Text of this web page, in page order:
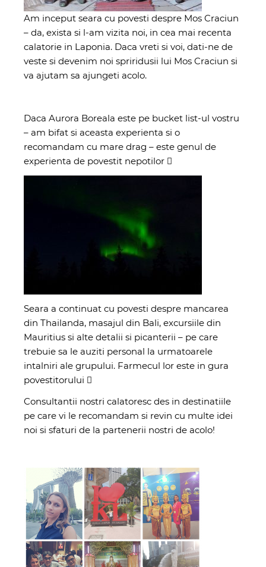
Am inceput seara cu povesti despre Mos Craciun
– da, exista si l-am vizita noi, in cea mai recenta
calatorie in Laponia. Daca vreti si voi, dati-ne de
veste si devenim noi spriridusii lui Mos Craciun si
va ajutam sa ajungeti acolo.
Daca Aurora Boreala este pe bucket list-ul vostru
– am bifat si aceasta experienta si o
recomandam cu mare drag – este genul de
experienta de povestit nepotilor 
Seara a continuat cu povesti despre mancarea
din Thailanda, masajul din Bali, excursiile din
Mauritius si alte detalii si picanterii – pe care
trebuie sa le auziti personal la urmatoarele
intalniri ale grupului. Farmecul lor este in gura
povestitorului 
Consultantii nostri calatoresc des in destinatiile
pe care vi le recomandam si revin cu multe idei
noi si sfaturi de la partenerii nostri de acolo!